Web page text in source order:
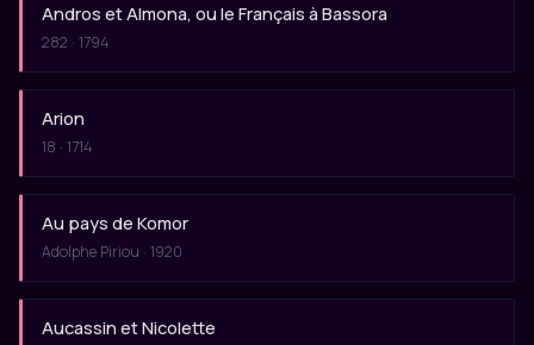
Andros et Almona, ou le Français à Bassora
282 · 1794
Arion
18 · 1714
Au pays de Komor
Adolphe Piriou · 1920
Aucassin et Nicolette